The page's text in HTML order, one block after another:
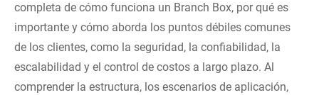
completa de cómo funciona un Branch Box, por qué es
importante y cómo aborda los puntos débiles comunes
de los clientes, como la seguridad, la confiabilidad, la
escalabilidad y el control de costos a largo plazo. Al
comprender la estructura, los escenarios de aplicación,